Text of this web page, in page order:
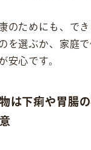
のためにも、で
を選ぶか、家庭
安心です。
は下痢や胃腸